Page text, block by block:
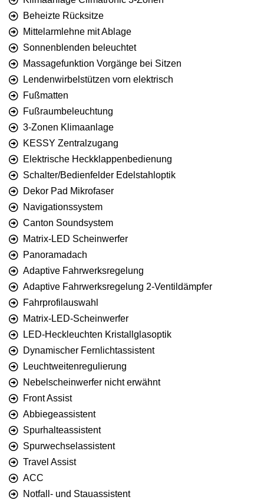
Beheizte Rücksitze
Mittelarmlehne mit Ablage
Sonnenblenden beleuchtet
Massagefunktion Vorgänge bei Sitzen
Lendenwirbelstützen vorn elektrisch
Fußmatten
Fußraumbeleuchtung
3-Zonen Klimaanlage
KESSY Zentralzugang
Elektrische Heckklappenbedienung
Schalter/Bedienfelder Edelstahloptik
Dekor Pad Mikrofaser
Navigationssystem
Canton Soundsystem
Matrix-LED Scheinwerfer
Panoramadach
Adaptive Fahrwerksregelung
Adaptive Fahrwerksregelung 2-Ventildämpfer
Fahrprofilauswahl
Matrix-LED-Scheinwerfer
LED-Heckleuchten Kristallglasoptik
Dynamischer Fernlichtassistent
Leuchtweitenregulierung
Nebelscheinwerfer nicht erwähnt
Front Assist
Abbiegeassistent
Spurhalteassistent
Spurwechselassistent
Travel Assist
ACC
Notfall- und Stauassistent